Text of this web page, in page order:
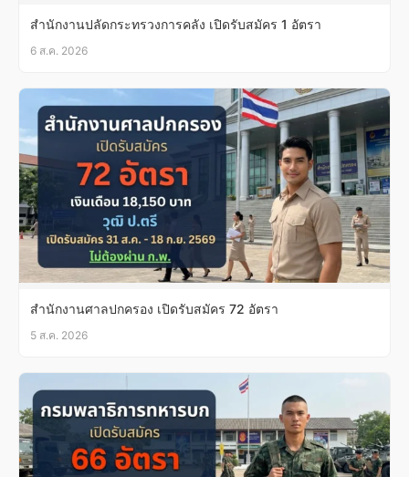
สำนักงานปลัดกระทรวงการคลัง เปิดรับสมัคร 1 อัตรา
6 ส.ค. 2026
สำนักงานศาลปกครอง เปิดรับสมัคร 72 อัตรา
5 ส.ค. 2026